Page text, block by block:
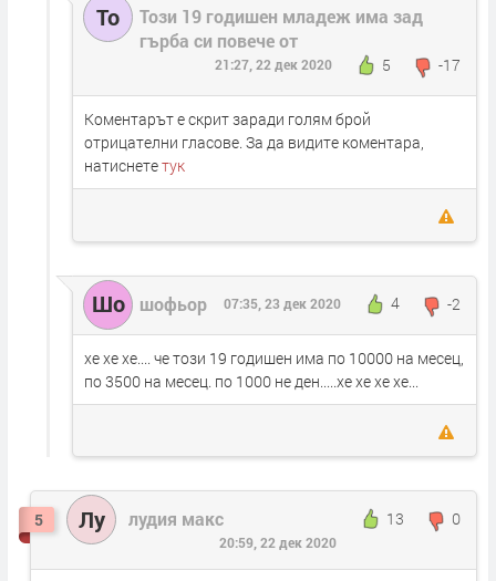
То
Този 19 годишен младеж има зад
гърба си повече от
5 -17
21:27, 22 дек 2020
Коментарът е скрит заради голям брой
отрицателни гласове. За да видите коментара,
натиснететук
Шо шофьор 4 -2
07:35, 23 дек 2020
хе хе хе.... че този 19 годишен има по 10000 на месец,
по 3500 на месец. по 1000 не ден.....хе хе хе хе...
5 Лу лудия макс 13 0
20:59, 22 дек 2020